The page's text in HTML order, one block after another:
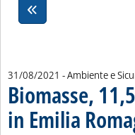
31/08/2021 - Ambiente e
Biomasse,
in Emilia